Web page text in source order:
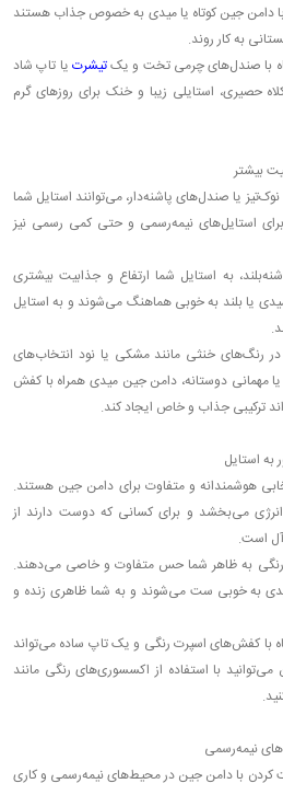
دامن جین کوتاه یا میدی به خصوص جذاب هستند
به کار روند.
با صندل‌های چرمی تخت و یکتیشرت یا تاپ شاد
حصیری، استایلی زیبا و خنک برای روزهای گرم
یا صندل‌های پاشنه‌دار، می‌توانند استایل شما
برای استایل‌های نیمه‌رسمی و حتی کمی رسمی نیز
به استایل شما ارتفاع و جذابیت بیشتری
یا بلند به خوبی هماهنگ می‌شوند و به استایل
در رنگ‌های خنثی مانند مشکی یا نود انتخاب‌های
مهمانی دوستانه، دامن جین میدی همراه با کفش
ترکیبی جذاب و خاص ایجاد کند.
هوشمندانه و متفاوت برای دامن جین هستند.
می‌بخشد و برای کسانی که دوست دارند از
است.
به ظاهر شما حس متفاوت و خاصی می‌دهند.
به خوبی ست می‌شوند و به شما ظاهری زنده و
با کفش‌های اسپرت رنگی و یک تاپ ساده می‌تواند
با استفاده از اکسسوری‌های رنگی مانند
کردن با دامن جین در محیط‌های نیمه‌رسمی و کاری